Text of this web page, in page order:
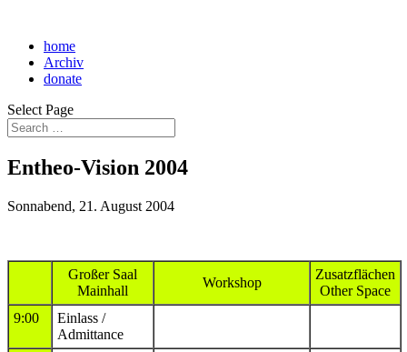
home
Archiv
donate
Select Page
Entheo-Vision 2004
Sonnabend, 21. August 2004
Großer Saal
Mainhall
Workshop
Zusatzflächen
Other Space
9:00
Einlass /
Admittance